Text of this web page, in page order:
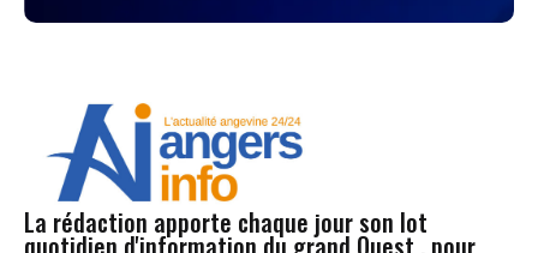
La rédaction apporte chaque jour son lot
quotidien d'information du grand Ouest , pour